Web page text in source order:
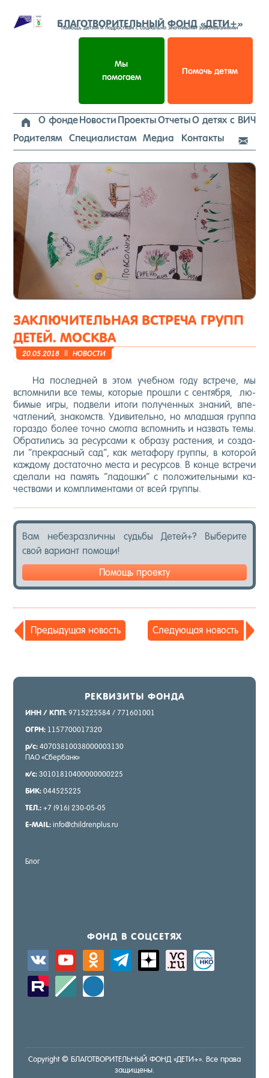
к
содержимому
БЛАГОТВОРИТЕЛЬНЫЙ ФОНД «ДЕТИ+»
помощь детям и подросткам с социально значимыми заболеваниями
Мы
помогаем
Помочь детям
 О фондеНовости ПроектыОтчетыО детях с ВИЧ
Родителям
Специалистам Медиа Контакты 
ЗАКЛЮЧИТЕЛЬНАЯ ВСТРЕЧА ГРУПП
ДЕТЕЙ. МОСКВА
20.05.2018 НО­ВОС­ТИ
На пос­ледней в этом учеб­ном го­ду встре­че, мы
вспом­ни­ли все те­мы, ко­торые прош­ли с сен­тября, лю­
бимые иг­ры, под­ве­ли ито­ги по­лучен­ных зна­ний, впе­
чат­ле­ний, зна­комств. Уди­витель­но, но млад­шая груп­па
го­раз­до бо­лее точ­но смог­ла вспом­нить и наз­вать те­мы.
Об­ра­тились за ре­сур­са­ми к об­ра­зу рас­те­ния, и соз­да­
ли “прек­расный сад”, как ме­тафо­ру груп­пы, в ко­торой
каж­до­му дос­та­точ­но мес­та и ре­сур­сов. В кон­це встре­чи
сде­лали на па­мять “ла­дош­ки” с по­ложи­тель­ны­ми ка­
чес­тва­ми и ком­пли­мен­та­ми от всей груп­пы.
Вам не­без­различ­ны судь­бы Де­тей+? Вы­бери­те
свой ва­ри­ант по­мощи!
Помощь проекту
Пре­дыду­щая но­вость Сле­ду­ющая но­вость
РЕК­ВИ­ЗИТЫ ФОН­ДА
ИНН / КПП: 9715225584 / 771601001
ОГРН: 1157700017320
р/с: 40703810038000003130
ПАО «Сбер­банк»
к/с: 30101810400000000225
БИК: 044525225
ТЕЛ.: +7 (916) 230-05-05
E-MAIL: info@childrenplus.ru
Блог
ФОНД В СОЦ­СЕ­ТЯХ
vkontakteyoutube odnoklassnikitelegramzen-
sitemap activity
zerply standardwindows
Copyright © БЛА­ГОТ­ВО­РИТЕЛЬ­НЫЙ ФОНД «ДЕ­ТИ+». Все пра­ва
за­щище­ны.